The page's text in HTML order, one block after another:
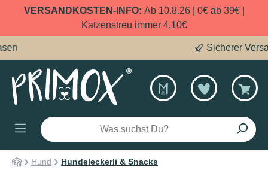
springen
VERSANDKOSTEN-INFO: Ab 10.8.26 | 0€ ab 39€ |
Katzenstreu immer 4,10€
63.000 glückliche Fellnasen
Hund Hundeleckerli & Snacks